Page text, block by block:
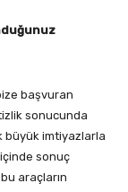
başvuran
sonucunda
büyük imtiyazlarla
sonuç
araçların